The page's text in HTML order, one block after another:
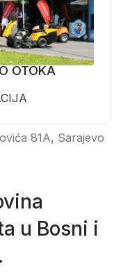
OTOKA
81A, Sarajevo
u Bosni i